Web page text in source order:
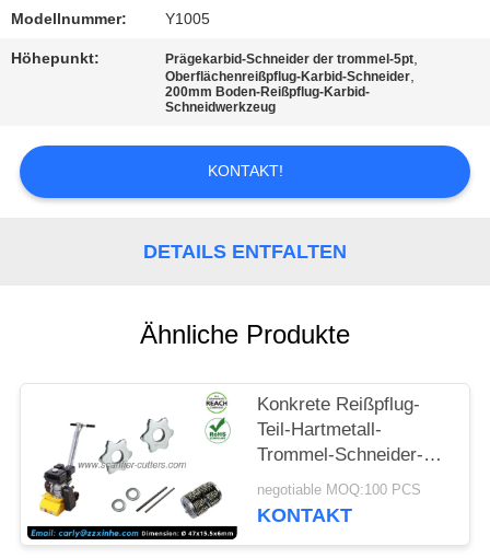
NEUIGKEITEN
RECHTSSACHEN
BITTE UM
ANGEBOT
DATENSCHUTZ-
BESTIMMUNGEN
Modellnummer: Y1005
Höhepunkt: Prägekarbid-Schneider der trommel-5pt,
Oberflächenreißpflug-Karbid-Schneider,
200mm Boden-Reißpflug-Karbid-
Schneidwerkzeug
KONTAKT!
DETAILS ENTFALTEN
Ähnliche Produkte
Konkrete Reißpflug-
Teil-Hartmetall-
Trommel-Schneider-
Reißpflug-Zähne 6
Punkt
negotiable MOQ:100 PCS
KONTAKT